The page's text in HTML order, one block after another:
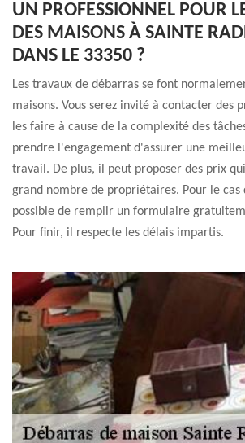
UN PROFESSIONNEL POUR
DES MAISONS À SAINTE
DANS LE 33350 ?
Les travaux de débarras se font
maisons. Vous serez invité à contacter des
les faire à cause de la complexité des
prendre l'engagement d'assurer une
travail. De plus, il peut proposer des prix
grand nombre de propriétaires. Pour le cas
possible de remplir un formulaire
Pour finir, il respecte les délais impartis.